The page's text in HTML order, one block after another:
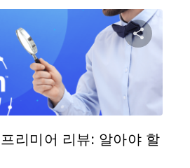
리미어 리뷰: 알아야 할